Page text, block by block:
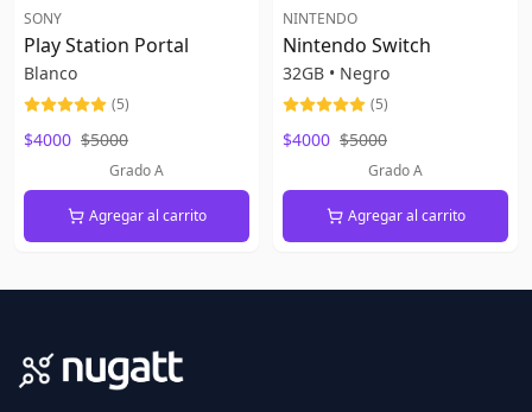
SONY
Play Station Portal
Blanco
(5)
$4000 $5000
Grado A
Agregar al carrito
NINTENDO
Nintendo Switch
32GB • Negro
(5)
$4000 $5000
Grado A
Agregar al carrito